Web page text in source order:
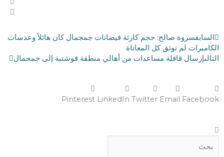
Prev
السابقسروة صالح: حجم كارثة فيضانات جمجمال كان هائلاً وعدسات
الكاميرات لم توثق كل المعاناة
التالىإرسال قافلة مساعدات من أهالي منطقة قوشتبة إلى جمجمال
Facebook
Email
Twitter
LinkedIn
Pinterest
Search